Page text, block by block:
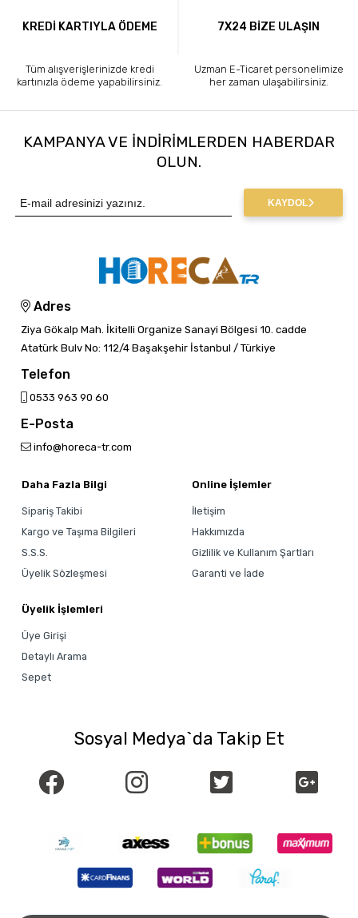
KREDİ KARTIYLA ÖDEME
Tüm alışverişlerinizde kredi
kartınızla ödeme yapabilirsiniz.
7X24 BİZE ULAŞIN
Uzman E-Ticaret personelimize
her zaman ulaşabilirsiniz.
KAMPANYA VE INDIRIMLERDEN HABERDAR
OLUN.
KAYDOL
Adres
Ziya Gökalp Mah. İkitelli Organize Sanayi Bölgesi 10. cadde
Atatürk Bulv No: 112/4 Başakşehir İstanbul / Türkiye
Telefon
0533 963 90 60
E-Posta
info@horeca-tr.com
Daha Fazla Bilgi
Sipariş Takibi
Kargo ve Taşıma Bilgileri
S.S.S.
Üyelik Sözleşmesi
Online İşlemler
İletişim
Hakkımızda
Gizlilik ve Kullanım Şartları
Garanti ve İade
Üyelik İşlemleri
Üye Girişi
Detaylı Arama
Sepet
Sosyal Medya`da Takip Et